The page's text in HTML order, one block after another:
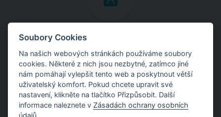
Inženýrské manuály
Stáhněte si manuály s teoretickými i praktickými ukázkami
použití programů.
Soubory Cookies
Na našich webových stránkách používáme soubory
cookies. Některé z nich jsou nezbytné, zatímco jiné
nám pomáhají vylepšit tento web a poskytnout větší
uživatelský komfort. Pokud chcete upravit své
nastavení, klikněte na tlačítko Přizpůsobit. Další
informace naleznete v Zásadách ochrany osobních
údajů